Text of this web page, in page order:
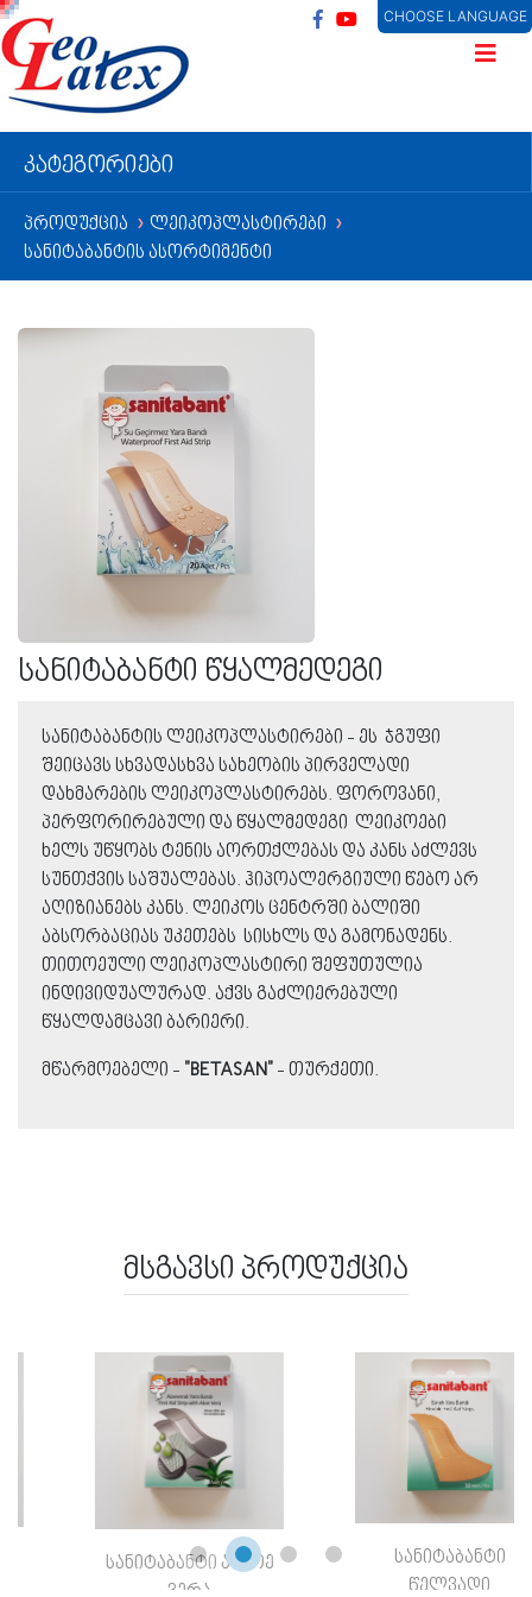
CHOOSE LANGUAGE
კატეგორიები
პროდუქცია ❯ ლეიკოპლასტირები ❯
სანიტაბანტის ასორტიმენტი
სანიტაბანტი წყალმედეგი
სანიტაბანტის ლეიკოპლასტირები - ეს ჯგუფი
შეიცავს სხვადასხვა სახეობის პირველადი
დახმარების ლეიკოპლასტირებს. ფოროვანი,
პერფორირებული და წყალმედეგი ლეიკოები
ხელს უწყობს ტენის აორთქლებას და კანს აძლევს
სუნთქვის საშუალებას. ჰიპოალერგიული წებო არ
აღიზიანებს კანს. ლეიკოს ცენტრში ბალიში
აბსორბაციას უკეთებს სისხლს და გამონადენს.
თითოეული ლეიკოპლასტირი შეფუთულია
ინდივიდუალურად. აქვს გაძლიერებული
წყალდამცავი ბარიერი.
მწარმოებელი - "BETASAN" - თურქეთი.
მსგავსი პროდუქცია
სანიტაბანტი ალოე
ვერა
სანიტაბანტი
წელვადი